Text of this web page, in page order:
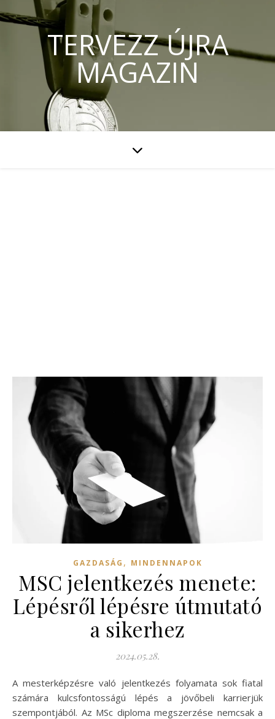
TERVEZZ ÚJRA
MAGAZIN
GAZDASÁG , MINDENNAPOK
MSC jelentkezés menete:
Lépésről lépésre útmutató
a sikerhez
2024.05.28.
A mesterképzésre való jelentkezés folyamata sok fiatal
számára kulcsfontosságú lépés a jövőbeli karrierjük
szempontjából. Az MSc diploma megszerzése nemcsak a